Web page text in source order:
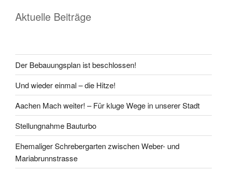
Aktuelle Beiträge
Der Bebauungsplan ist beschlossen!
Und wieder einmal – die Hitze!
Aachen Mach weiter! – Für kluge Wege in unserer Stadt
Stellungnahme Bauturbo
Ehemaliger Schrebergarten zwischen Weber- und
Mariabrunnstrasse